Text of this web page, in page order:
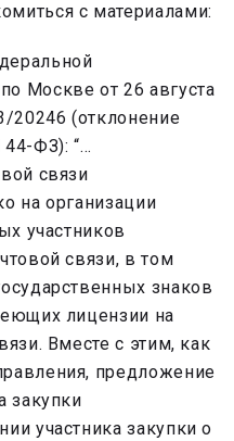
с материалами:
Москве от 26 августа
20246 (отклонение
44-ФЗ): “…
связи
на организации
участников
связи, в том
знаков
лицензии на
Вместе с этим, как
предложение
закупки
участника закупки о